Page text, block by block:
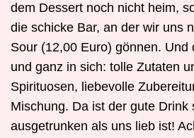
dem Dessert noch nicht heim,
die schicke Bar, an der wir uns
Sour (12,00 Euro) gönnen. Und
und ganz in sich: tolle Zutaten
Spirituosen, liebevolle
Mischung. Da ist der gute Drink
ausgetrunken als uns lieb ist!